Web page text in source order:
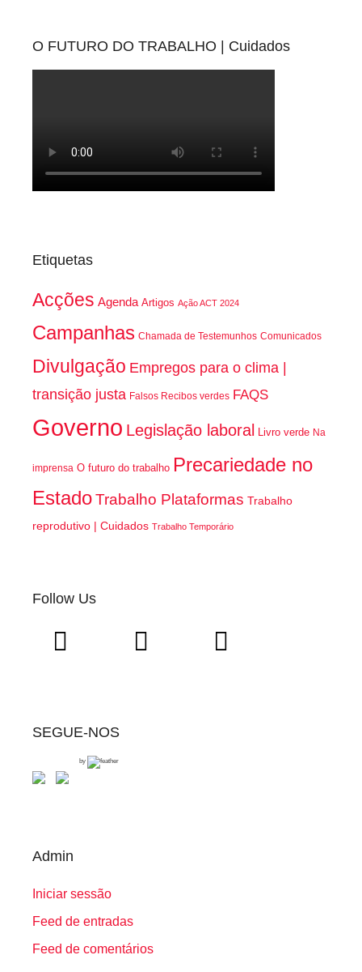
O FUTURO DO TRABALHO | Cuidados
Etiquetas
Acções Agenda Artigos Ação ACT 2024
Campanhas Chamada de Testemunhos Comunicados
Divulgação Empregos para o clima |
transição justa Falsos Recibos verdes FAQS
Governo Legislação laboral Livro verde Na
imprensa O futuro do trabalho Precariedade no
EstadoTrabalho Plataformas Trabalho
reprodutivo | Cuidados Trabalho Temporário
Follow Us
SEGUE-NOS
by
Admin
Iniciar sessão
Feed de entradas
Feed de comentários